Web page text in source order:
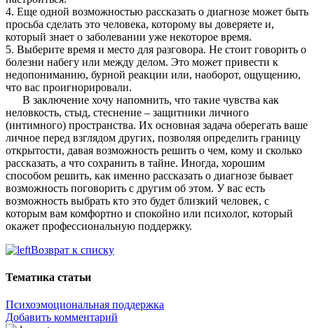
4. Еще одной возможностью рассказать о диагнозе может быть
просьба сделать это человека, которому вы доверяете и,
который знает о заболевании уже некоторое время.
5. Выберите время и место для разговора. Не стоит говорить о
болезни набегу или между делом. Это может привести к
недопониманию, бурной реакции или, наоборот, ощущению,
что вас проигнорировали.
В заключение хочу напомнить, что такие чувства как
неловкость, стыд, стеснение – защитники личного
(интимного) пространства. Их основная задача оберегать ваше
личное перед взглядом других, позволяя определить границу
открытости, давая возможность решить о чем, кому и сколько
рассказать, а что сохранить в тайне. Иногда, хорошим
способом решить, как именно рассказать о диагнозе бывает
возможность поговорить с другим об этом. У вас есть
возможность выбрать кто это будет близкий человек, с
которым вам комфортно и спокойно или психолог, который
окажет профессиональную поддержку.
Возврат к списку
Тематика статьи
Психоэмоциональная поддержка
Добавить комментарий